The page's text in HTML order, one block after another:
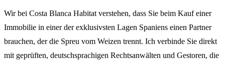
Wir bei Costa Blanca Habitat verstehen, dass Sie beim Kauf einer
Immobilie in einer der exklusivsten Lagen Spaniens einen Partner
brauchen, der die Spreu vom Weizen trennt. Ich verbinde Sie direkt
mit geprüften, deutschsprachigen Rechtsanwälten und Gestoren, die